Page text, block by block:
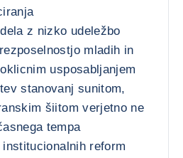
z nizko udeležbo
mladih in
usposabljanjem
stanovanj sunitom,
šiitom verjetno ne
tempa
reform